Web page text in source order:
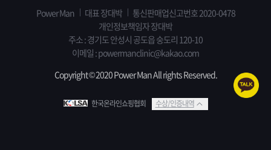
Power Man 대표 장대박
통신판매업신고번호 2020-0478
개인정보책임자 장대박
주소 : 경기도 안성시 공도읍 숭도리 120-10
이메일 : powermanclinic@kakao.com
Copyright © 2020 Power Man All rights Reserved.
한국온라인쇼핑협회 수상/인증내역